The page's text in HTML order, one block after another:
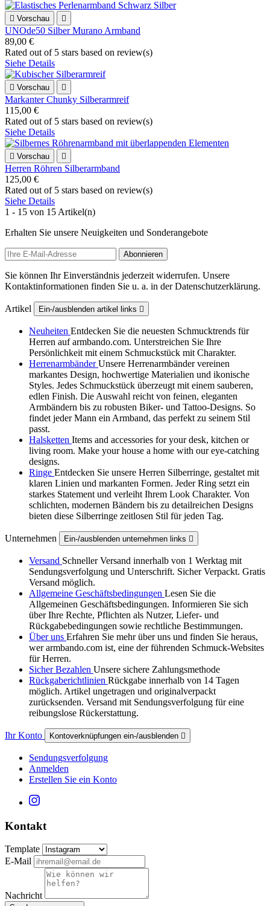
 Vorschau 
UNOde50 Silber Murano Armband
89,00 €
Rated out of 5 stars based on review(s)
Siehe Details
 Vorschau 
Markanter Chunky Silberarmreif
115,00 €
Rated out of 5 stars based on review(s)
Siehe Details
 Vorschau 
Herren Röhren Silberarmband
125,00 €
Rated out of 5 stars based on review(s)
Siehe Details
1 - 15 von 15 Artikel(n)
Erhalten Sie unsere Neuigkeiten und Sonderangebote
Sie können Ihr Einverständnis jederzeit widerrufen. Unsere
Kontaktinformationen finden Sie u. a. in der Datenschutzerklärung.
Artikel Ein-/ausblenden artikel links 
Neuheiten Entdecken Sie die neuesten Schmucktrends für
Herren auf armbando.com. Unterstreichen Sie Ihre
Persönlichkeit mit einem Schmuckstück mit Charakter.
HerrenarmbänderUnsere Herrenarmbänder vereinen
markantes Design, hochwertige Materialien und ikonische
Styles. Jedes Schmuckstück überzeugt mit einem sauberen,
edlen Finish. Die Auswahl reicht von feinen, eleganten
Armbändern bis zu robusten Biker‑ und Tattoo‑Designs. So
findet jeder Mann ein Armband, das perfekt zu seinem Stil
passt.
Halsketten Items and accessories for your desk, kitchen or
living room. Make your house a home with our eye-catching
designs.
Ringe Entdecken Sie unsere Herren Silberringe, gestaltet mit
klaren Linien und markanten Formen. Jeder Ring setzt ein
starkes Statement und verleiht Ihrem Look Charakter. Von
schlichten, modernen Bändern bis zu detailreichen Designs
bieten diese Silberringe zeitlosen Stil für jeden Tag.
Unternehmen Ein-/ausblenden unternehmen links 
Versand Schneller Versand innerhalb von 1 Werktag mit
Sendungsverfolgung und Unterschrift. Sicher Verpackt. Gratis
Versand möglich.
Allgemeine Geschäftsbedingungen Lesen Sie die
Allgemeinen Geschäftsbedingungen. Informieren Sie sich
über Ihre Rechte, Pflichten als Nutzer, Liefer- und
Rückgabebedingungen sowie rechtliche Bestimmungen.
Über uns Erfahren Sie mehr über uns und finden Sie heraus,
wer armbando.com ist, eine der führenden Schmuck-Websites
für Herren.
Sicher Bezahlen Unsere sichere Zahlungsmethode
Rückgaberichtlinien Rückgabe innerhalb von 14 Tagen
möglich. Artikel ungetragen und originalverpackt
zurücksenden. Versand mit Sendungsverfolgung für eine
reibungslose Rückerstattung.
Ihr Konto Kontoverknüpfungen ein-/ausblenden 
Sendungsverfolgung
Anmelden
Erstellen Sie ein Konto
Kontakt
Template
E-Mail
Nachricht